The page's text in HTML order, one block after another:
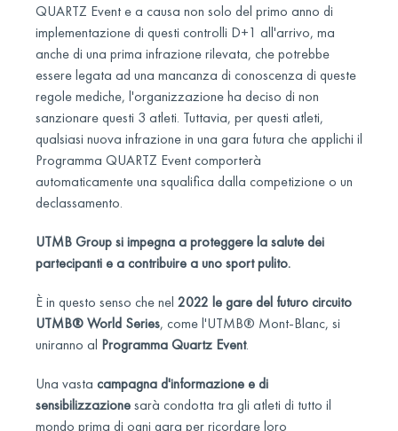
QUARTZ Event e a causa non solo del primo anno di
implementazione di questi controlli D+1 all'arrivo, ma
anche di una prima infrazione rilevata, che potrebbe
essere legata ad una mancanza di conoscenza di queste
regole mediche, l'organizzazione ha deciso di non
sanzionare questi 3 atleti. Tuttavia, per questi atleti,
qualsiasi nuova infrazione in una gara futura che applichi il
Programma QUARTZ Event comporterà
automaticamente una squalifica dalla competizione o un
declassamento.
UTMB Group si impegna a proteggere la salute dei
partecipanti e a contribuire a uno sport pulito.
È in questo senso che nel 2022 le gare del futuro circuito
UTMB® World Series, come l'UTMB® Mont-Blanc, si
uniranno al Programma Quartz Event.
Una vasta campagna d'informazione e di
sensibilizzazionesarà condotta tra gli atleti di tutto il
mondo prima di ogni gara per ricordare loro